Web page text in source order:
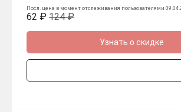
Посл. цена в момент отслеживания пользователями
62 ₽ 124 ₽
Узнать о скидке